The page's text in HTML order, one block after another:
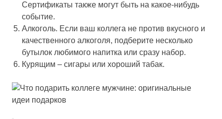
Сертификаты также могут быть на какое-нибудь
событие.
Алкоголь. Если ваш коллега не против вкусного и
качественного алкоголя, подберите несколько
бутылок любимого напитка или сразу набор.
Курящим – сигары или хороший табак.